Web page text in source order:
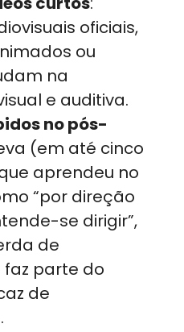
oficiais,
ou
na
e auditiva.
no pós-
(em até cinco
aprendeu no
“por direção
se dirigir”,
de
parte do
de